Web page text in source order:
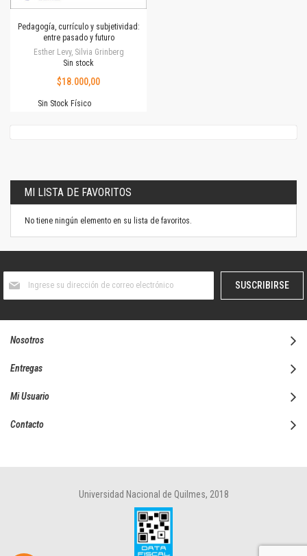
Pedagogía, currículo y subjetividad:
entre pasado y futuro
Esther Levy, Silvia Grinberg
Sin stock
$18.000,00
Sin Stock Físico
MI LISTA DE FAVORITOS
No tiene ningún elemento en su lista de favoritos.
boletín
SUSCRIBIRSE
Nosotros
Entregas
Mi Usuario
Contacto
Universidad Nacional de Quilmes, 2018